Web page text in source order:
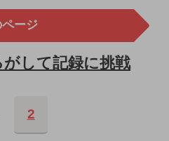
ージ
して記録に挑戦
2